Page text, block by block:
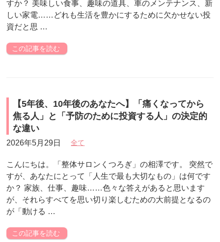
すか？ 美味しい食事、趣味の道具、車のメンテナンス、新
しい家電……どれも生活を豊かにするために欠かせない投
資だと思 …
この記事を読む
【5年後、10年後のあなたへ】「痛くなってから
焦る人」と「予防のために投資する人」の決定的
な違い
2026年5月29日 全て
こんにちは。「整体サロンくつろぎ」の相澤です。 突然で
すが、あなたにとって「人生で最も大切なもの」は何です
か？ 家族、仕事、趣味……色々な答えがあると思います
が、それらすべてを思い切り楽しむための大前提となるの
が「動ける …
この記事を読む